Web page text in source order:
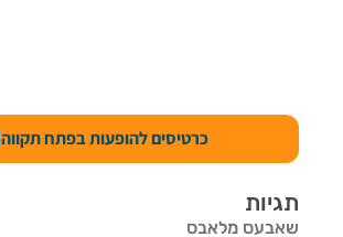
כרטיסים להופעות בפתח תקווה
תגיות
שאבעס מלאבס